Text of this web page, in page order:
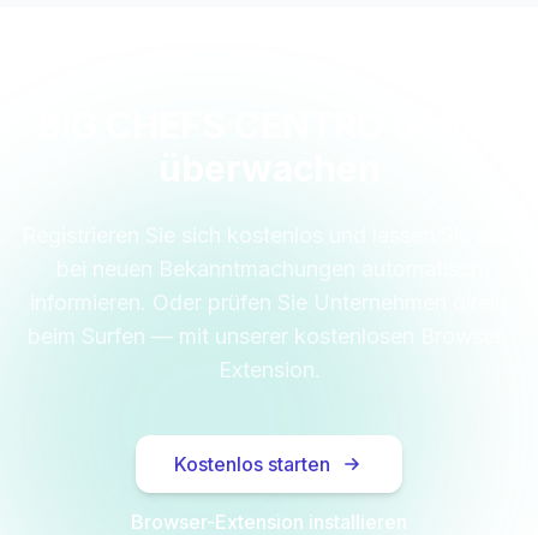
Registrieren Sie sich kostenlos und lassen Sie sich
bei neuen Bekanntmachungen automatisch
informieren. Oder prüfen Sie Unternehmen direkt
beim Surfen — mit unserer kostenlosen Browser-
Extension.
Kostenlos starten
Browser-Extension installieren